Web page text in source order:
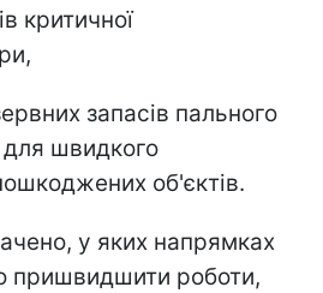
критичної
запасів пального
швидкого
об'єктів.
у яких напрямках
пришвидшити роботи,